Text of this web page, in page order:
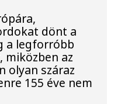
dönt a
a legforróbb
miközben az
olyan száraz
155 éve nem